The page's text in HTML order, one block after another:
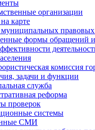
организации
карте
правовых
формы обращений и
комиссия
задачи и функции
служба
реформа
проверок
системы
СМИ